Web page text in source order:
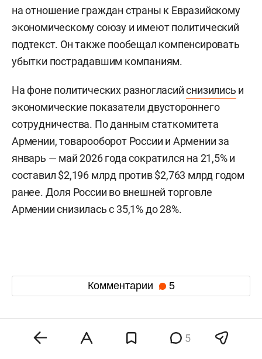
на отношение граждан страны к Евразийскому
экономическому союзу и имеют политический
подтекст. Он также пообещал компенсировать
убытки пострадавшим компаниям.
На фоне политических разногласийснизились и
экономические показатели двустороннего
сотрудничества. По данным статкомитета
Армении, товарооборот России и Армении за
январь — май 2026 года сократился на 21,5% и
составил $2,196 млрд против $2,763 млрд годом
ранее. Доля России во внешней торговле
Армении снизилась с 35,1% до 28%.
Комментарии 5
Эксперты допустили
5